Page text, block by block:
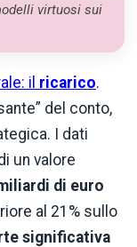
virtuosi sui
il ricarico.
del conto,
I dati
un valore
di euro
al 21% sullo
significativa